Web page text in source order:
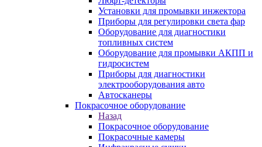
Установки для промывки инжектора
Приборы для регулировки света фар
Оборудование для диагностики
топливных систем
Оборудование для промывки АКПП и
гидросистем
Приборы для диагностики
электрооборудования авто
Автосканеры
Покрасочное оборудование
Назад
Покрасочное оборудование
Покрасочные камеры